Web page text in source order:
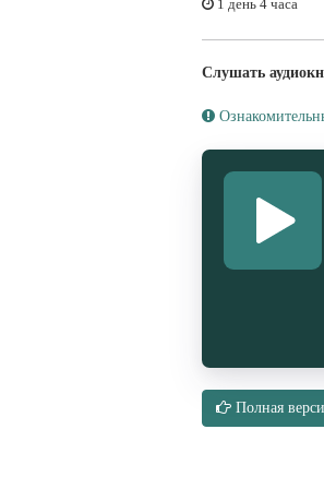
1 день 4 часа
Слушать
Полная